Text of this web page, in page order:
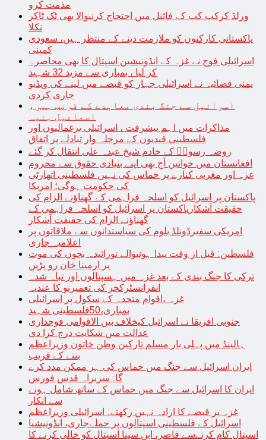
مذمت کرو
ورلڈ کرکپ کپ کے فائنل میں احتجاج کرنیوالا بھی ٹک ٹاکر
نکلا
پاکستانی کارکنوں کو ملازمت دینے کے منتظر ہیں، سعودی
کمپنی
اسرائیلی فوج نے غزہ کے انڈونیشین اسپتال کا بھی محاصرہ
کر لیا ، بمباری سے مزید 32 شہید
یمنی فضائیہ نے اسرائیلی جہاز کو قبضے میں لینے کی ویڈیو
جاری کردی
اسرائیل سے جنگ بندی معاہدے کے قریب ہیں،
اسماعیل ہنیہ
مذاکرات میں اہم پیشرفت ، اسرائیلی یرغمالیوں اور
فلسطینی قیدیوں کے مرحلہ وار تبادلے پر اتفاق
روضہ رسولؐ کے خادم شیخ عبدہ علی انتقال کر گئے
افغانستان میں خواتین آج بھی اپنے بنیادی حقوق سے محروم
غزہ اور مغربی کنارے پر حماس کی نہیں فلسطینی اتھارٹی
کی حکومت ہوگی؛ امریکا
پاکستان پر اسرائیل کو اسلحہ فراہمی کے گھناؤنے الزام کی
حقیقت آشکارپاکستان پر اسرائیل کو اسلحہ فراہمی کے
گھناؤنے الزام کی حقیقت آشکار
امریکی سفیرڈونلڈ بلوم کی سیاستدانوں سے ملاقاتوں پر
اعلامیہ جاری
فلسطین: قبل از وقت پیدا ہونیوالے نوزائیدہ بچوں کی موت
پر ارمینا خان رو پڑیں
ترکی کا جنگ بندی کے بعد غزہ میں ہسپتالوں اور تباہ شدہ
انفرانسٹرکچر کی تعمیرنو کا عندیہ
غزہ ،اقوام متحدہ کے سکول پر اسرائیلی
بمباری،50فلسطینی شہید
جنوبی افریقا نے اسرائیل کیخلاف بین الاقوامی فوجداری
عدالت میں شکایت درج کرا دی
ہالینڈ میں پہلی بار مسلم تارکین وطن خاتون وزیراعظم
بننے کے قریب
ایران اسرائیل سے جنگ میں حماس کی ہر ممکن مدد کرے
گا: سربراہ قدس فورس
ایران کا اسرائیل سے جنگ میں حماس کے ساتھ شامل ہونے
سے انکار
غزہ پر قبضے کا ارادہ نہیں رکھتے: اسرائیلی وزیراعظم
اسرائیل کے فلسطینی اسپتالوں پر حملےجاری، انڈونیشیا
اسپتال کام کرنےسے قاصر، ابن سینا اسپتال کو خالی کرنے کا